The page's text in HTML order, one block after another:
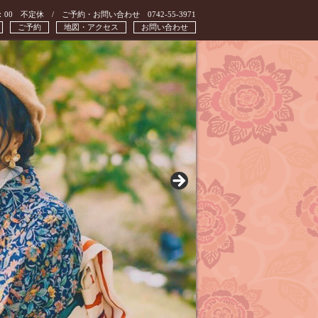
00 不定休 / ご予約・お問い合わせ 0742-55-3971
お問い合わせ
地図・アクセス
ご予約